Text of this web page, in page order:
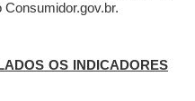
OS INDICADORES